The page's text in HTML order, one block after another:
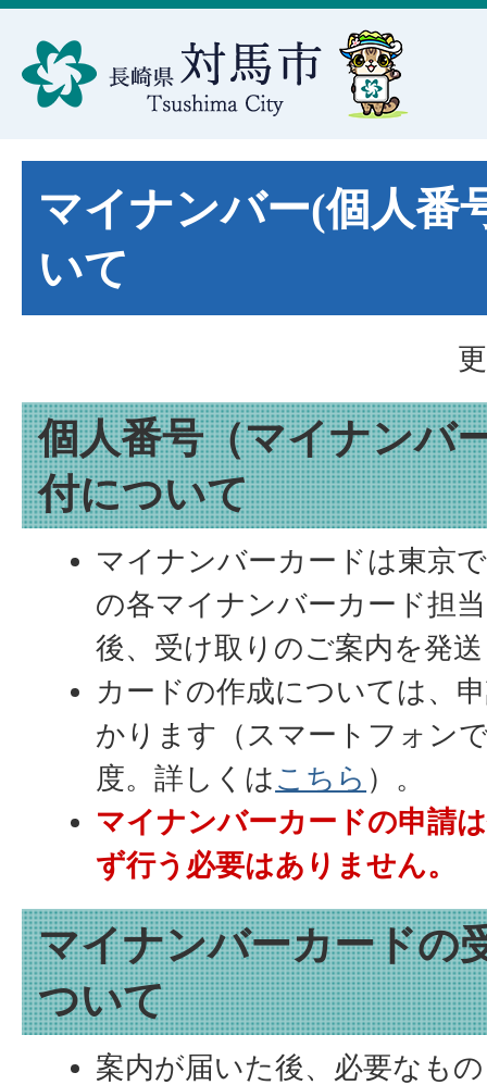
マイナンバー(個人番
いて
個人番号（マイナンバ
付について
マイナンバーカードは東京
の各マイナンバーカード担
後、受け取りのご案内を発
カードの作成については、
かります（スマートフォン
度。詳しくはこちら ）。
マイナンバーカードの申請
ず行う必要はありません。
マイナンバーカードの
ついて
案内が届いた後、必要なも